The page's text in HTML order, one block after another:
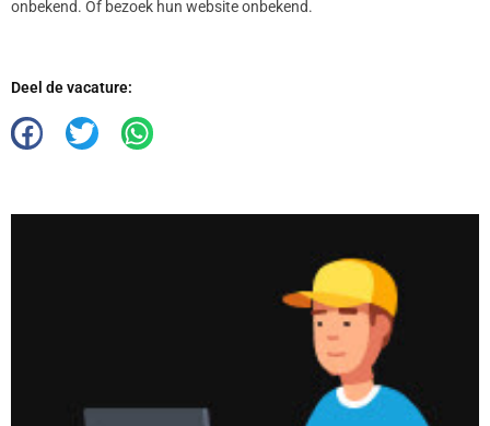
onbekend. Of bezoek hun website onbekend.
Deel de vacature: